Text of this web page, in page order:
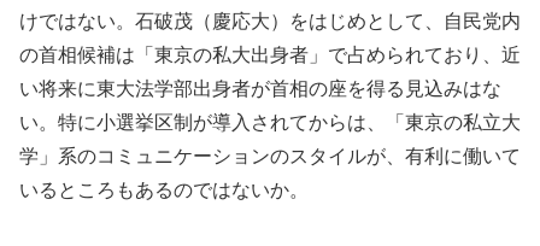
けではない。石破茂（慶応大）をはじめとして、自民党内
の首相候補は「東京の私大出身者」で占められており、近
い将来に東大法学部出身者が首相の座を得る見込みはな
い。特に小選挙区制が導入されてからは、「東京の私立大
学」系のコミュニケーションのスタイルが、有利に働いて
いるところもあるのではないか。